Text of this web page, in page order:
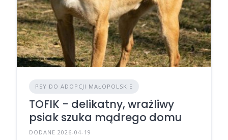
PSY DO ADOPCJI MAŁOPOLSKIE
TOFIK - delikatny, wrażliwy
psiak szuka mądrego domu
DODANE 2026-04-19